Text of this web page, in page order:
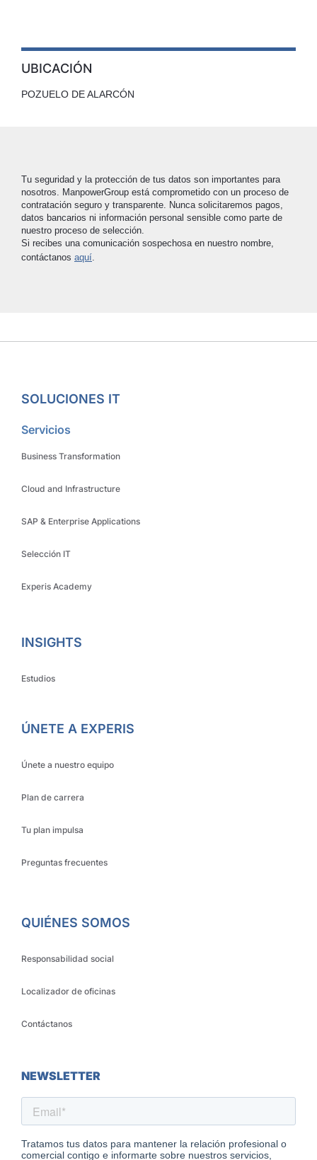
UBICACIÓN
POZUELO DE ALARCÓN
Tu seguridad y la protección de tus datos son importantes para
nosotros. ManpowerGroup está comprometido con un proceso de
contratación seguro y transparente. Nunca solicitaremos pagos,
datos bancarios ni información personal sensible como parte de
nuestro proceso de selección.
Si recibes una comunicación sospechosa en nuestro nombre,
contáctanos aquí.
SOLUCIONES IT
Servicios
Business Transformation
Cloud and Infrastructure
SAP & Enterprise Applications
Selección IT
Experis Academy
INSIGHTS
Estudios
ÚNETE A EXPERIS
Únete a nuestro equipo
Plan de carrera
Tu plan impulsa
Preguntas frecuentes
QUIÉNES SOMOS
Responsabilidad social
Localizador de oficinas
Contáctanos
NEWSLETTER